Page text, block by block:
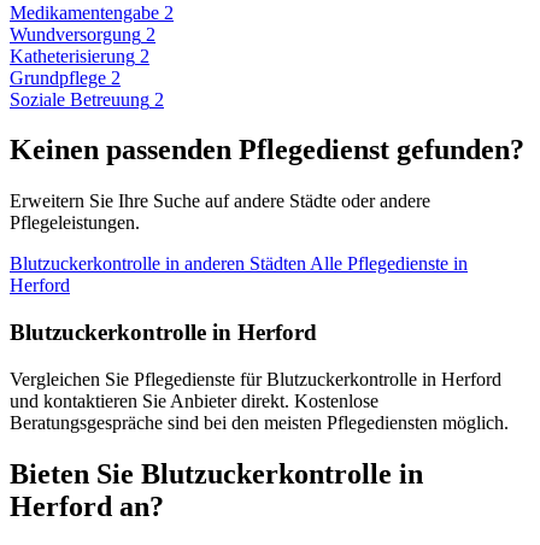
Medikamentengabe 2
Wundversorgung 2
Katheterisierung 2
Grundpflege 2
Soziale Betreuung 2
Keinen passenden Pflegedienst gefunden?
Erweitern Sie Ihre Suche auf andere Städte oder andere
Pflegeleistungen.
Blutzuckerkontrolle in anderen Städten Alle Pflegedienste in
Herford
Blutzuckerkontrolle in Herford
Vergleichen Sie Pflegedienste für Blutzuckerkontrolle in Herford
und kontaktieren Sie Anbieter direkt. Kostenlose
Beratungsgespräche sind bei den meisten Pflegediensten möglich.
Bieten Sie Blutzuckerkontrolle in
Herford an?